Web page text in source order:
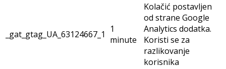
_gat_gtag_UA_63124667_1
1
minute
Kolačić postavljen
od strane Google
Analytics dodatka.
Koristi se za
razlikovanje
korisnika